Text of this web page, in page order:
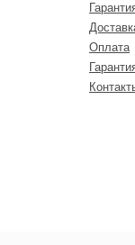
Оплата